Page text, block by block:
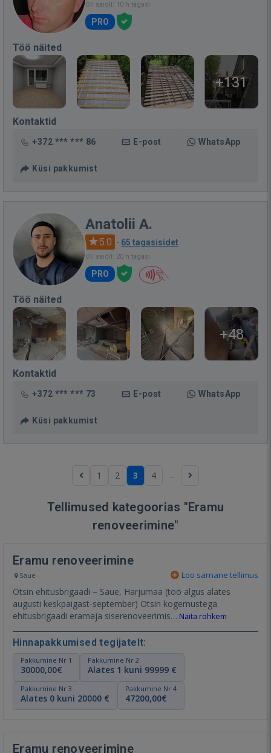
Oli saidil: 10 h tagasi
PRO
Töö näited
+131
Kontaktid
+372 *** *** 86 E-post WhatsApp
Küsi pakkumist
Anatolii A.
5.0 · 65 tagasisidet
Oli saidil: 20 h tagasi
PRO
Töö näited
+48
Kontaktid
+372 *** *** 73 E-post WhatsApp
Küsi pakkumist
1 2 3 4 ...
Tellimused kategoorias "Eramu
renoveerimine"
Eramu renoveerimine
Saue Loo sarnane tellimus
Otsin ehitusbrigaadi – Saue, Harjumaa (töö algus alates
augusti keskpaigast-september) Otsin kogemustega
ehitusbrigaadi eramaja siserenoveerimis… Näita rohkem
Hinnapakkumised tegijatelt:
Pakkumine Nr 1
30000,00€
Pakkumine Nr 2
Alates 1 kuni 99999 €
Pakkumine Nr 3
Alates 0 kuni 20000 €
Pakkumine Nr 4
47200,00€
Eramu renoveerimine